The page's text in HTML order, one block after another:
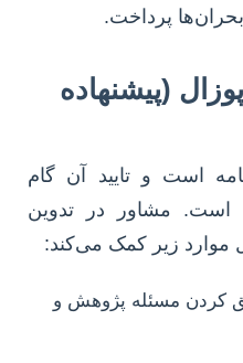
پرداخت.
(پیشنهاده
است و تایید آن گام
مشاور در تدوین
موارد زیر کمک می‌کند:
کردن مسئله پژوهش و